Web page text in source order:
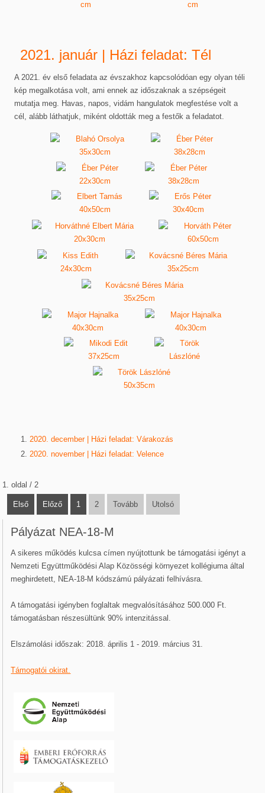
2021. január | Házi feladat: Tél
A 2021. év első feladata az évszakhoz kapcsolódóan egy olyan téli
kép megalkotása volt, ami ennek az időszaknak a szépségeit
mutatja meg. Havas, napos, vidám hangulatok megfestése volt a
cél, alább láthatjuk, miként oldották meg a festők a feladatot.
2020. december | Házi feladat: Várakozás
2020. november | Házi feladat: Velence
1. oldal / 2
Első Előző 1 2 Tovább Utolsó
Pályázat NEA-18-M
A sikeres működés kulcsa címen nyújtottunk be támogatási igényt a
Nemzeti Együttműködési Alap Közösségi környezet kollégiuma által
meghirdetett, NEA-18-M kódszámú pályázati felhívásra.
A támogatási igényben foglaltak megvalósításához 500.000 Ft.
támogatásban részesültünk 90% intenzitással.
Elszámolási időszak: 2018. április 1 - 2019. március 31.
Támogatói okirat.